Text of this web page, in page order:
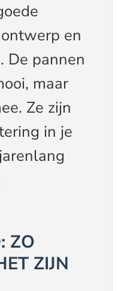
en
De pannen
maar
Ze zijn
in je
ZO
ZIJN